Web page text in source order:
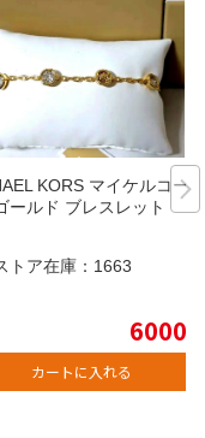
KORS マイケルコー
ルド ブレスレット
トア在庫： 1663
6000
カートに入れる